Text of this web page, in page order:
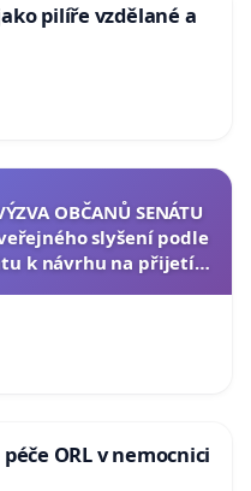
pilíře vzdělané a
OBČANŮ SENÁTU
slyšení podle
k návrhu na přijetí
ORL v nemocnici